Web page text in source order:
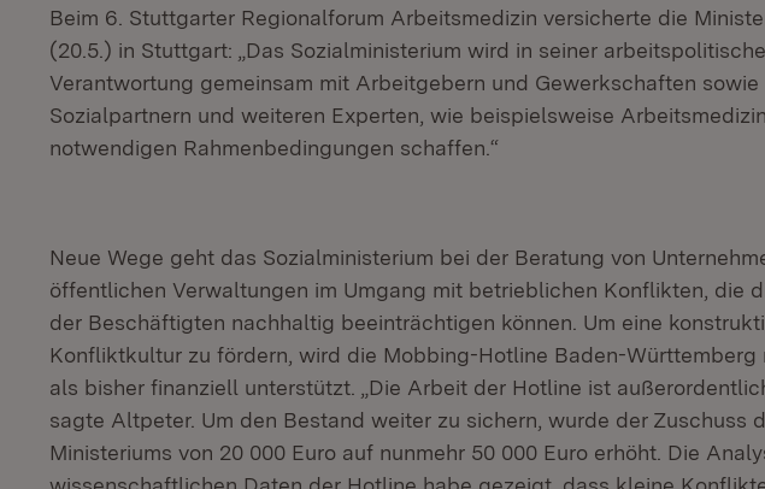
Beim 6. Stuttgarter Regionalforum Arbeitsmedizin versicherte die
(20.5.) in Stuttgart: „Das Sozialministerium wird in seiner
Verantwortung gemeinsam mit Arbeitgebern und Gewerkschaften sowie
Sozialpartnern und weiteren Experten, wie beispielsweise
notwendigen Rahmenbedingungen schaffen.“
Neue Wege geht das Sozialministerium bei der Beratung von
öffentlichen Verwaltungen im Umgang mit betrieblichen Konflikten, die
der Beschäftigten nachhaltig beeinträchtigen können. Um eine
Konfliktkultur zu fördern, wird die Mobbing-Hotline Baden-Württemberg
als bisher finanziell unterstützt. „Die Arbeit der Hotline ist
sagte Altpeter. Um den Bestand weiter zu sichern, wurde der Zuschuss
Ministeriums von 20 000 Euro auf nunmehr 50 000 Euro erhöht. Die